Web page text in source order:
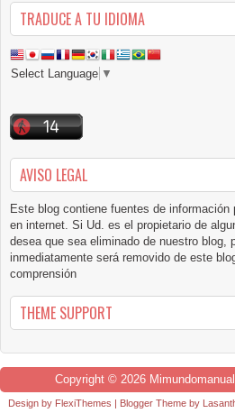
TRADUCE A TU IDIOMA
Select Language ▼
AVISO LEGAL
Este blog contiene fuentes de
en internet. Si Ud. es el propietario de
desea que sea eliminado de nuestro blog,
inmediatamente será removido de este
comprensión
THEME SUPPORT
Copyright © 2026 Mimundomanual
Design by FlexiThemes | Blogger Theme by